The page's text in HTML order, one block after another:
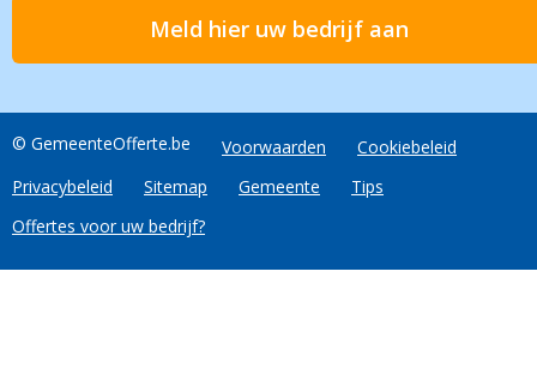
Meld hier uw bedrijf aan
© GemeenteOfferte.be Voorwaarden
Cookiebeleid
Privacybeleid
Sitemap Gemeente
Tips
Offertes voor uw bedrijf?